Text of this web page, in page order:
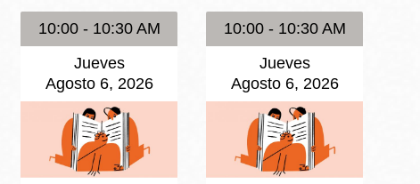
10:00 - 10:30 AM
Jueves
Agosto 6, 2026
10:00 - 10:30 AM
Jueves
Agosto 6, 2026